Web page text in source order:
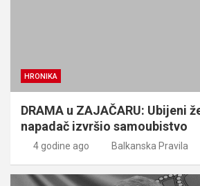
HRONIKA
DRAMA u ZAJAČARU: Ubijeni
napadač izvršio samoubistvo
4 godine ago Balkanska Pravila